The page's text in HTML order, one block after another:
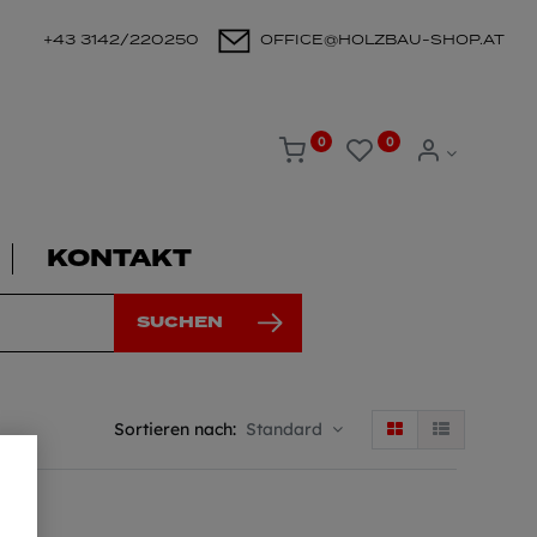
+43 3142/220250 OFFICE@HOLZBAU-SHOP.AT
0 0
KONTAKT
SUCHEN
Sortieren nach: Standard